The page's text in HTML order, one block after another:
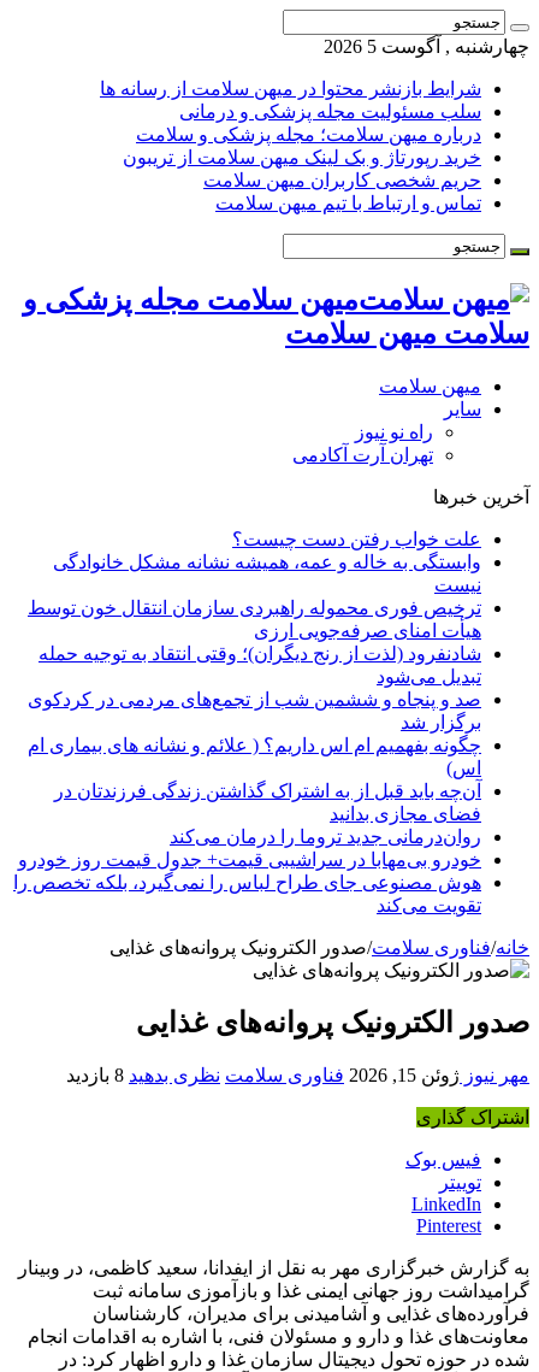
چهارشنبه , آگوست 5 2026
شرایط بازنشر محتوا در میهن سلامت از رسانه ها
سلب مسئولیت مجله پزشکی و درمانی
درباره میهن سلامت؛ مجله پزشکی و سلامت
خرید رپورتاژ و بک لینک میهن سلامت از تریبون
حریم شخصی کاربران میهن سلامت
تماس و ارتباط با تیم میهن سلامت
میهن سلامت مجله پزشکی و
سلامت میهن سلامت
میهن سلامت
سایر
راه نو نیوز
تهران آرت آکادمی
آخرین خبرها
علت خواب رفتن دست چیست؟
وابستگی به خاله و عمه، همیشه نشانه مشکل خانوادگی
نیست
ترخیص فوری محموله راهبردی سازمان انتقال خون توسط
هیأت امنای صرفه‌جویی ارزی
شادنفرود (لذت از رنج دیگران)؛ وقتی انتقاد به توجیه حمله
تبدیل می‌شود
صد و پنجاه‌ و ششمین شب از تجمع‌های مردمی در کردکوی
برگزار شد
چگونه بفهمیم ام اس داریم؟ ( علائم و نشانه های بیماری ام
اس)
آن‌چه باید قبل از به اشتراک گذاشتن زندگی فرزندتان در
فضای مجازی بدانید
روان‌درمانی جدید تروما را درمان می‌کند
خودرو بی‌مهابا در سراشیبی قیمت+ جدول قیمت روز خودرو
هوش مصنوعی جای طراح لباس را نمی‌گیرد، بلکه تخصص را
تقویت می‌کند
خانه/فناوری سلامت/صدور الکترونیک پروانه‌های غذایی
صدور الکترونیک پروانه‌های غذایی
مهر نیوز ژوئن 15, 2026 فناوری سلامت نظری بدهید 8 بازدید
اشتراک گذاری
فیس بوک
توییتر
LinkedIn
Pinterest
به گزارش خبرگزاری مهر به نقل از ایفدانا، سعید کاظمی، در وبینار
گرامیداشت روز جهانی ایمنی غذا و بازآموزی سامانه ثبت
فرآورده‌های غذایی و آشامیدنی برای مدیران، کارشناسان
معاونت‌های غذا و دارو و مسئولان فنی، با اشاره به اقدامات انجام
شده در حوزه تحول دیجیتال سازمان غذا و دارو اظهار کرد: در